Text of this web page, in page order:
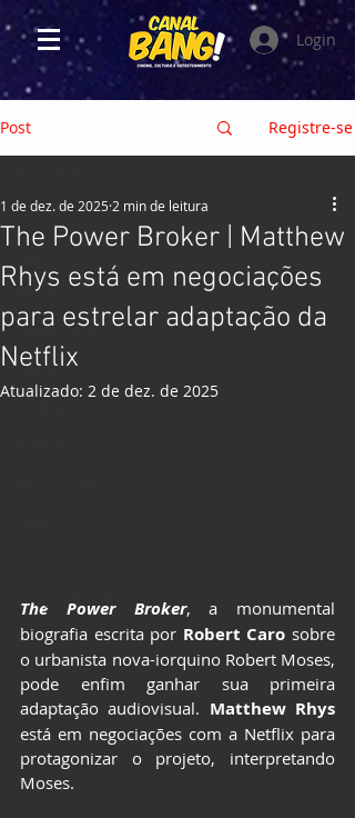
Login
Post Registre-se
FILMES
SÉRIES e TV
GAMES
ImagineLand
The Power Broker | Matthew
Rhys está em negociações
para estrelar adaptação da
Netflix
1 de dez. de 2025 2 min de leitura
Atualizado: 2 de dez. de 2025
The Power Broker, a monumental
biografia escrita por Robert Caro sobre
o urbanista nova-iorquino Robert Moses,
pode enfim ganhar sua primeira
adaptação audiovisual. Matthew Rhys
está em negociações com a Netflix para
protagonizar o projeto, interpretando
Moses.